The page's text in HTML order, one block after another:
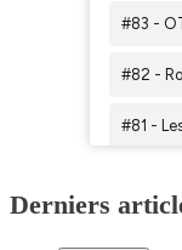
Derniers